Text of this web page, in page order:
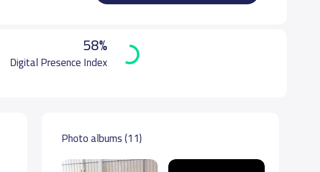
58%
Digital Presence Index
Photo albums (11)